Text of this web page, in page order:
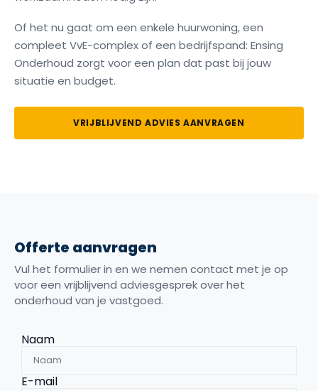
Of het nu gaat om een enkele huurwoning, een
compleet VvE-complex of een bedrijfspand: Ensing
Onderhoud zorgt voor een plan dat past bij jouw
situatie en budget.
VRIJBLIJVEND ADVIES AANVRAGEN
Offerte aanvragen
Vul het formulier in en we nemen contact met je op
voor een vrijblijvend adviesgesprek over het
onderhoud van je vastgoed.
Naam
E-mail